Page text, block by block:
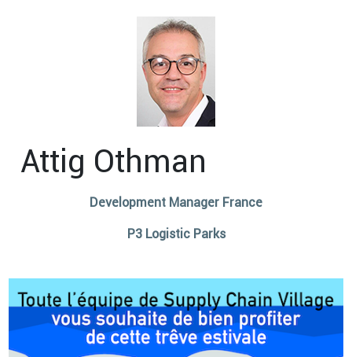
Attig Othman
Development Manager France
P3 Logistic Parks